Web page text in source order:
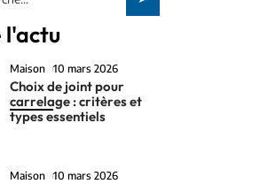
l'actu
Maison 10 mars 2026
Choix de joint pour
carrelage : critères et
types essentiels
Maison 10 mars 2026